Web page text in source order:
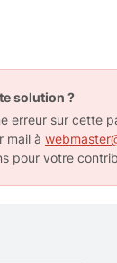
solution ?
erreur sur cette
mail à
pour votre